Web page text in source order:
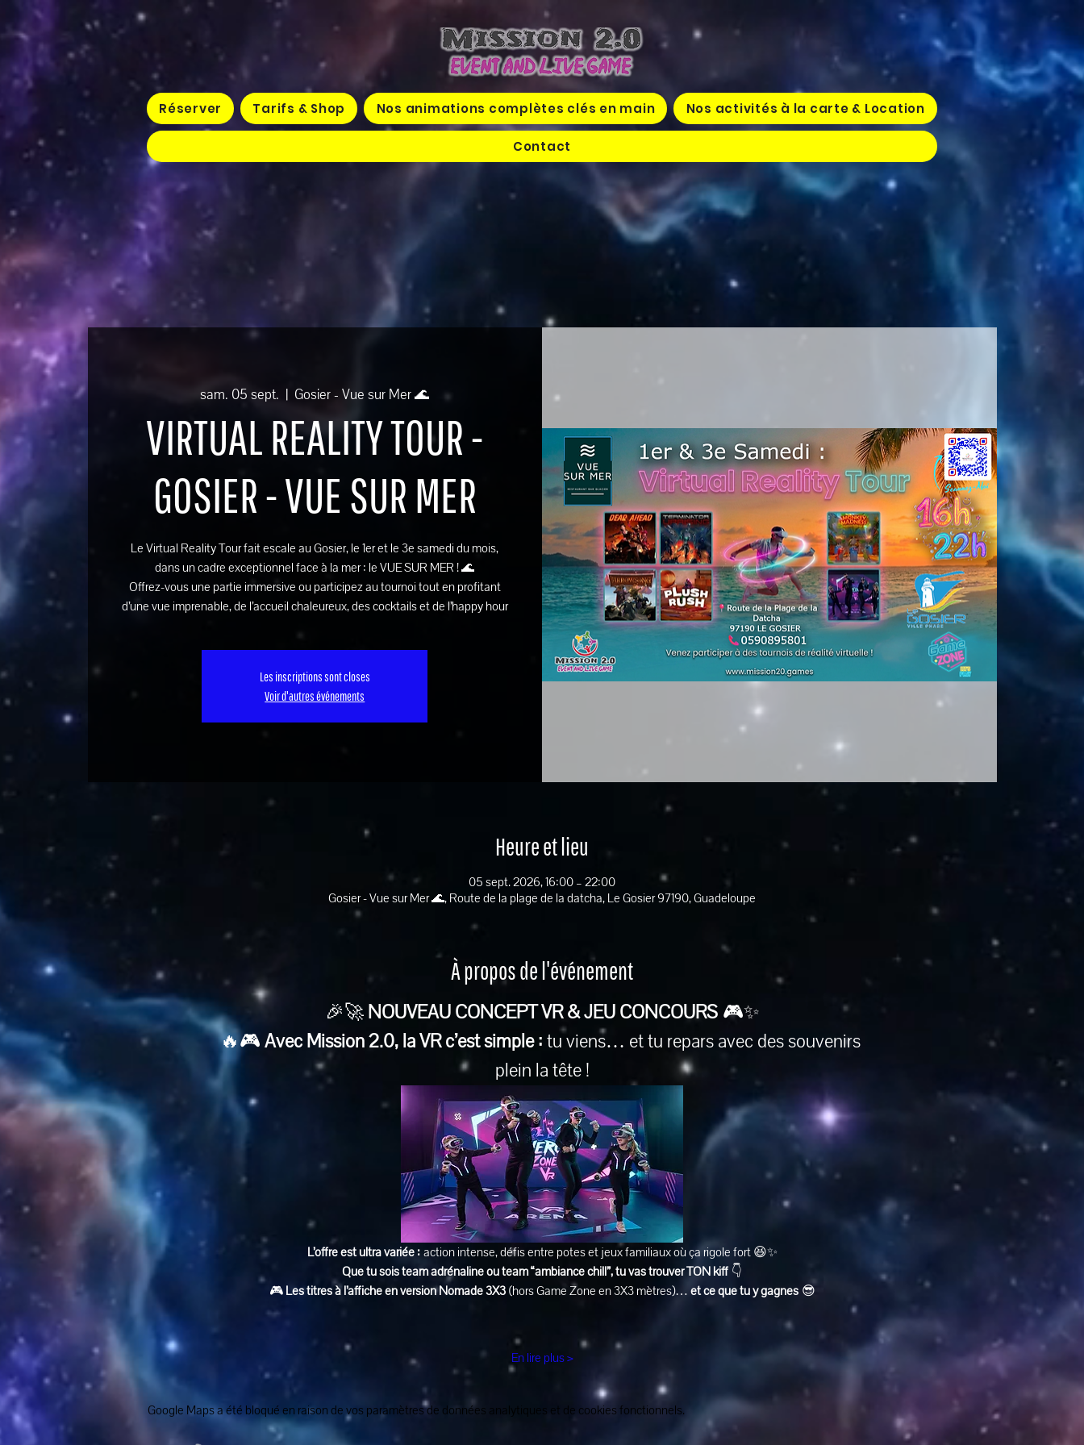
Réserver Tarifs & Shop Nos animations complètes clés en main Nos activités à la carte & Location
Contact
sam. 05 sept.
  |
Gosier - Vue sur Mer 🌊
VIRTUAL REALITY TOUR -
GOSIER - VUE SUR MER
Le Virtual Reality Tour fait escale au Gosier, le 1er et le 3e samedi du mois,
dans un cadre exceptionnel face à la mer : le VUE SUR MER ! 🌊
Offrez-vous une partie immersive ou participez au tournoi tout en profitant
d’une vue imprenable, de l’accueil chaleureux, des cocktails et de l’happy hour
Les inscriptions sont closes
Voir d'autres événements
Heure et lieu
05 sept. 2026, 16:00 – 22:00
Gosier - Vue sur Mer 🌊, Route de la plage de la datcha, Le Gosier 97190, Guadeloupe
À propos de l'événement
🎉🚀 NOUVEAU CONCEPT VR & JEU CONCOURS 🎮✨
🔥🎮 Avec Mission 2.0, la VR c’est simple : tu viens… et tu repars avec des souvenirs
plein la tête !
L’offre est ultra variée : action intense, défis entre potes et jeux familiaux où ça rigole fort 😆✨
Que tu sois team adrénaline ou team “ambiance chill”, tu vas trouver TON kiff 👇
🎮 Les titres à l’affiche en version Nomade 3X3 (hors Game Zone en 3X3 mètres)… et ce que tu y gagnes 😎
En lire plus >
Google Maps a été bloqué en raison de vos paramètres de données analytiques et de cookies fonctionnels.